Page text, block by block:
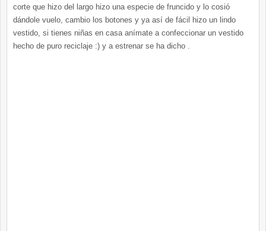
corte que hizo del largo hizo una especie de fruncido y lo cosió
dándole vuelo, cambio los botones y ya así de fácil hizo un lindo
vestido, si tienes niñas en casa anímate a confeccionar un vestido
hecho de puro reciclaje :) y a estrenar se ha dicho .